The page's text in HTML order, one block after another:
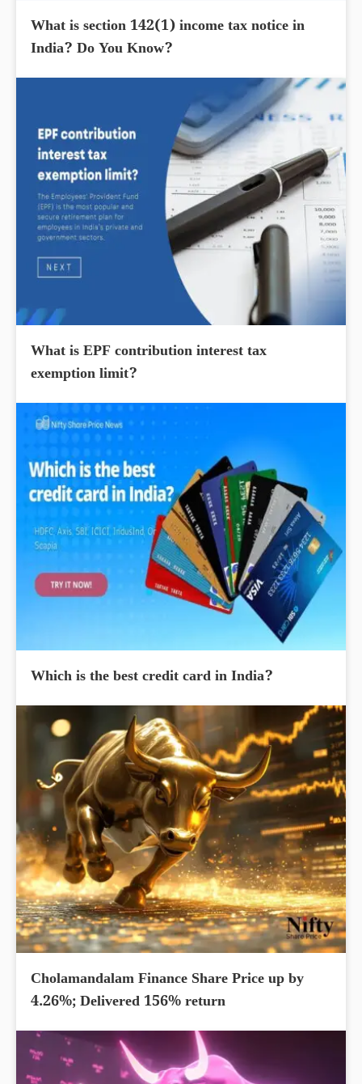
What is section 142(1) income tax notice in
India? Do You Know?
What is EPF contribution interest tax
exemption limit?
Which is the best credit card in India?
Cholamandalam Finance Share Price up by
4.26%; Delivered 156% return